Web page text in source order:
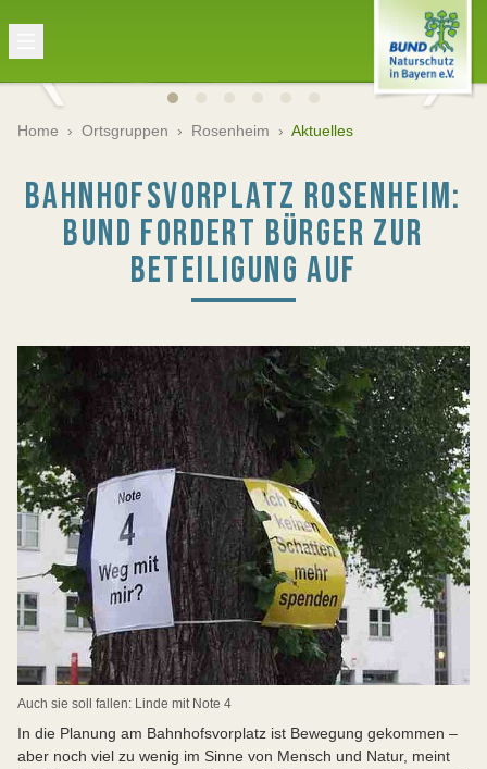
Home › Ortsgruppen › Rosenheim › Aktuelles
BAHNHOFSVORPLATZ ROSENHEIM:
BUND FORDERT BÜRGER ZUR
BETEILIGUNG AUF
Auch sie soll fallen: Linde mit Note 4
In die Planung am Bahnhofsvorplatz ist Bewegung gekommen –
aber noch viel zu wenig im Sinne von Mensch und Natur, meint